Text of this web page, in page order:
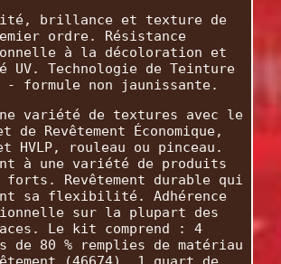
brillance et texture de
ordre. Résistance
à la décoloration et
Technologie de Teinture
- formule non jaunissante.
variété de textures avec le
de Revêtement Économique,
HVLP, rouleau ou pinceau.
à une variété de produits
forts. Revêtement durable qui
sa flexibilité. Adhérence
sur la plupart des
Le kit comprend : 4
de 80 % remplies de matériau